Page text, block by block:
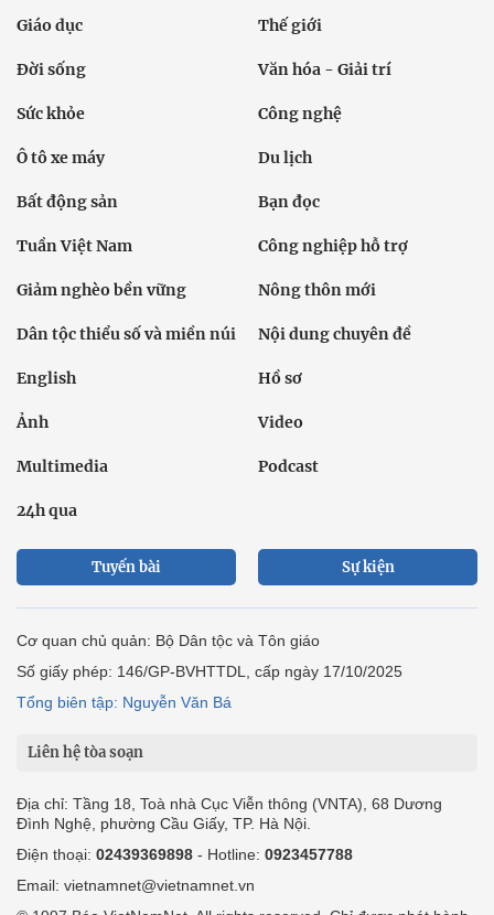
Giáo dục Thế giới
Đời sống Văn hóa - Giải trí
Sức khỏe Công nghệ
Ô tô xe máy Du lịch
Bất động sản Bạn đọc
Tuần Việt Nam Công nghiệp hỗ trợ
Giảm nghèo bền vững Nông thôn mới
Dân tộc thiểu số và miền núi Nội dung chuyên đề
English Hồ sơ
Ảnh Video
Multimedia Podcast
24h qua
Tuyến bài Sự kiện
Cơ quan chủ quản: Bộ Dân tộc và Tôn giáo
Số giấy phép: 146/GP-BVHTTDL, cấp ngày 17/10/2025
Tổng biên tập: Nguyễn Văn Bá
Liên hệ tòa soạn
Địa chỉ: Tầng 18, Toà nhà Cục Viễn thông (VNTA), 68 Dương
Đình Nghệ, phường Cầu Giấy, TP. Hà Nội.
Điện thoại: 02439369898 - Hotline: 0923457788
Email: vietnamnet@vietnamnet.vn